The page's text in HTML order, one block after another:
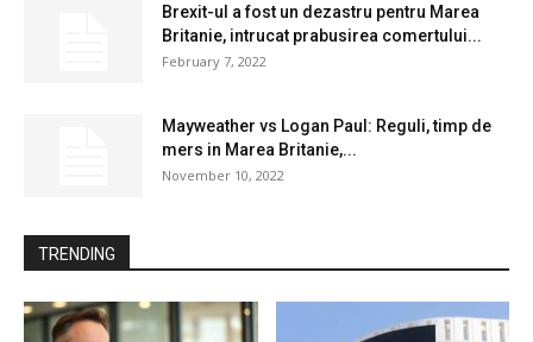
Brexit-ul a fost un dezastru pentru Marea
Britanie, intrucat prabusirea comertului...
February 7, 2022
Mayweather vs Logan Paul: Reguli, timp de
mers in Marea Britanie,...
November 10, 2022
TRENDING